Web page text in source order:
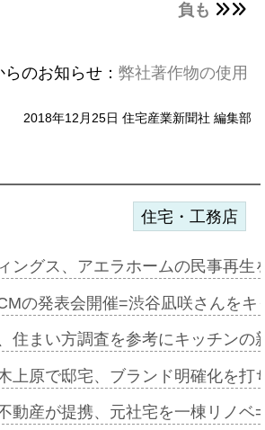
負も
のお知らせ： 弊社著作物の使用
2018年12月25日 住宅産業新聞社 編集部
住宅・工務店
ングス、アエラホームの民事再
の発表会開催=渋谷凪咲さんを
住まい方調査を参考にキッチン
上原で邸宅、ブランド明確化を
動産が提携、元社宅を一棟リノ